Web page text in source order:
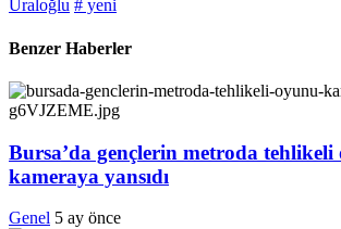
Uraloğlu # yeni
Benzer Haberler
Bursa’da gençlerin metroda tehlikeli
kameraya yansıdı
Genel 5 ay önce